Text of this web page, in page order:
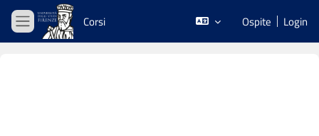
Vai al contenuto principale
Pannello laterale
Corsi Ospite Login